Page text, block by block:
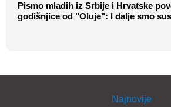
Pismo mladih iz Srbije i Hrvatske
godišnjice od "Oluje": I dalje smo
Najnovije